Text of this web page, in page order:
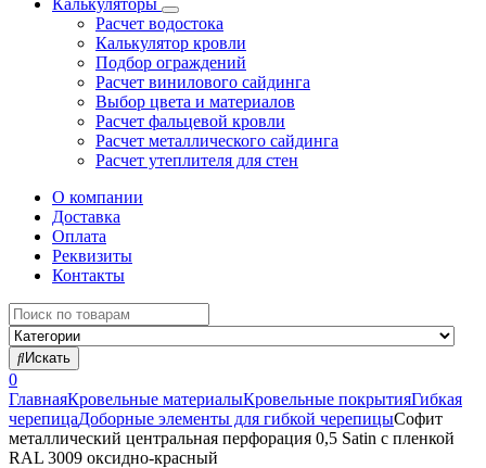
Калькуляторы
Расчет водостока
Калькулятор кровли
Подбор ограждений
Расчет винилового сайдинга
Выбор цвета и материалов
Расчет фальцевой кровли
Расчет металлического сайдинга
Расчет утеплителя для стен
О компании
Доставка
Оплата
Реквизиты
Контакты
Search
for:
Искать
0
ГлавнаяКровельные материалыКровельные покрытияГибкая
черепицаДоборные элементы для гибкой черепицыСофит
металлический центральная перфорация 0,5 Satin с пленкой
RAL 3009 оксидно-красный